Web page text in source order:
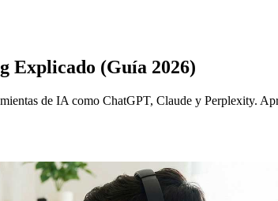
Explicado (Guía 2026)
de IA como ChatGPT, Claude y Perplexity.